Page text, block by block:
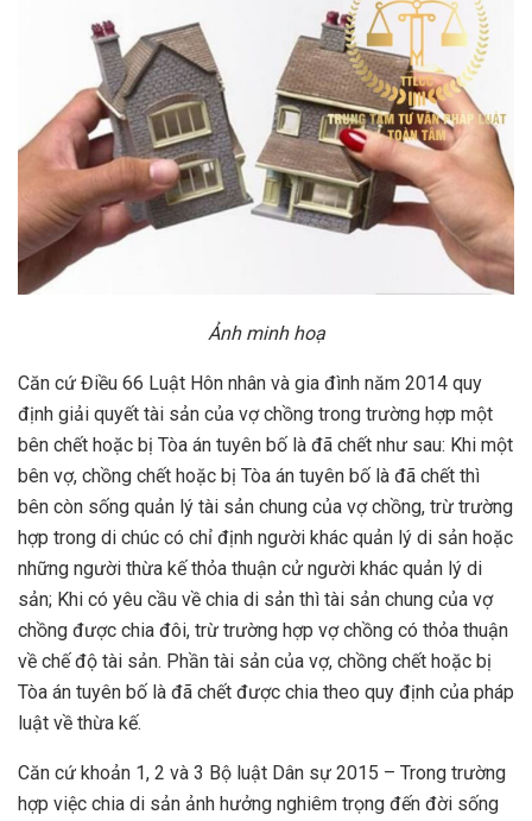
Ảnh minh hoạ
Căn cứ Điều 66 Luật Hôn nhân và gia đình năm 2014 quy
định giải quyết tài sản của vợ chồng trong trường hợp một
bên chết hoặc bị Tòa án tuyên bố là đã chết như sau: Khi một
bên vợ, chồng chết hoặc bị Tòa án tuyên bố là đã chết thì
bên còn sống quản lý tài sản chung của vợ chồng, trừ trường
hợp trong di chúc có chỉ định người khác quản lý di sản hoặc
những người thừa kế thỏa thuận cử người khác quản lý di
sản; Khi có yêu cầu về chia di sản thì tài sản chung của vợ
chồng được chia đôi, trừ trường hợp vợ chồng có thỏa thuận
về chế độ tài sản. Phần tài sản của vợ, chồng chết hoặc bị
Tòa án tuyên bố là đã chết được chia theo quy định của pháp
luật về thừa kế.
Căn cứ khoản 1, 2 và 3 Bộ luật Dân sự 2015 – Trong trường
hợp việc chia di sản ảnh hưởng nghiêm trọng đến đời sống